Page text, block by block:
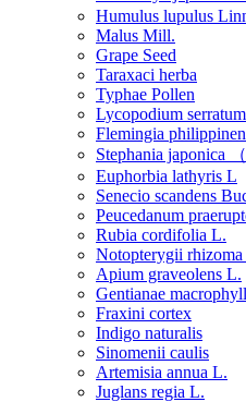
Humulus lupulus
Malus Mill.
Grape Seed
Taraxaci herba
Typhae Pollen
Lycopodium
Flemingia
Stephania japonica
Euphorbia lathyris L
Senecio scandens
Peucedanum
Rubia cordifolia L.
Notopterygii rhizoma
Apium graveolens L.
Gentianae
Fraxini cortex
Indigo naturalis
Sinomenii caulis
Artemisia annua L.
Juglans regia L.